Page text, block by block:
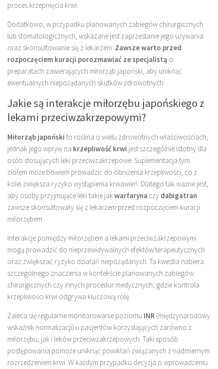
proces krzepnięcia krwi.
Dodatkowo, w przypadku planowanych zabiegów chirurgicznych
lub stomatologicznych, wskazane jest zaprzestanie jego używania
oraz skonsultowanie się z lekarzem. Zawsze warto przed
rozpoczęciem kuracji porozmawiać ze specjalistą o
preparatach zawierających miłorząb japoński, aby uniknąć
ewentualnych niepożądanych skutków zdrowotnych.
Jakie są interakcje miłorzębu japońskiego z
lekami przeciwzakrzepowymi?
Miłorząb japoński to roślina o wielu zdrowotnych właściwościach,
jednak jego wpływ na krzepliwość krwi jest szczególnie istotny dla
osób stosujących leki przeciwzakrzepowe. Suplementacja tym
ziołem może bowiem prowadzić do obniżenia krzepliwości, co z
kolei zwiększa ryzyko wystąpienia krwawień. Dlatego tak ważne jest,
aby osoby przyjmujące leki takie jakwarfaryna czy dabigatran
zawsze skonsultowały się z lekarzem przed rozpoczęciem kuracji
miłorzębem.
Interakcje pomiędzy miłorzębem a lekami przeciwzakrzepowymi
mogą prowadzić do nieprzewidywalnych efektów terapeutycznych
oraz zwiększać ryzyko działań niepożądanych. Ta kwestia nabiera
szczególnego znaczenia w kontekście planowanych zabiegów
chirurgicznych czy innych procedur medycznych, gdzie kontrola
krzepliwości krwi odgrywa kluczową rolę.
Zaleca się regularne monitorowanie poziomu INR (międzynarodowy
wskaźnik normalizacji) u pacjentów korzystających zarówno z
miłorzębu, jak i leków przeciwzakrzepowych. Taki sposób
postępowania pomoże uniknąć powikłań związanych z nadmiernym
rozrzedzeniem krwi. W każdym przypadku decyzja o wprowadzeniu